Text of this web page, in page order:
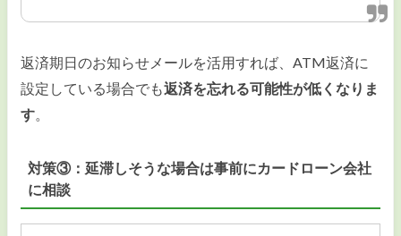
返済期日のお知らせメールを活用すれば、ATM返済に
設定している場合でも返済を忘れる可能性が低くなりま
す。
対策③：延滞しそうな場合は事前にカードローン会社
に相談